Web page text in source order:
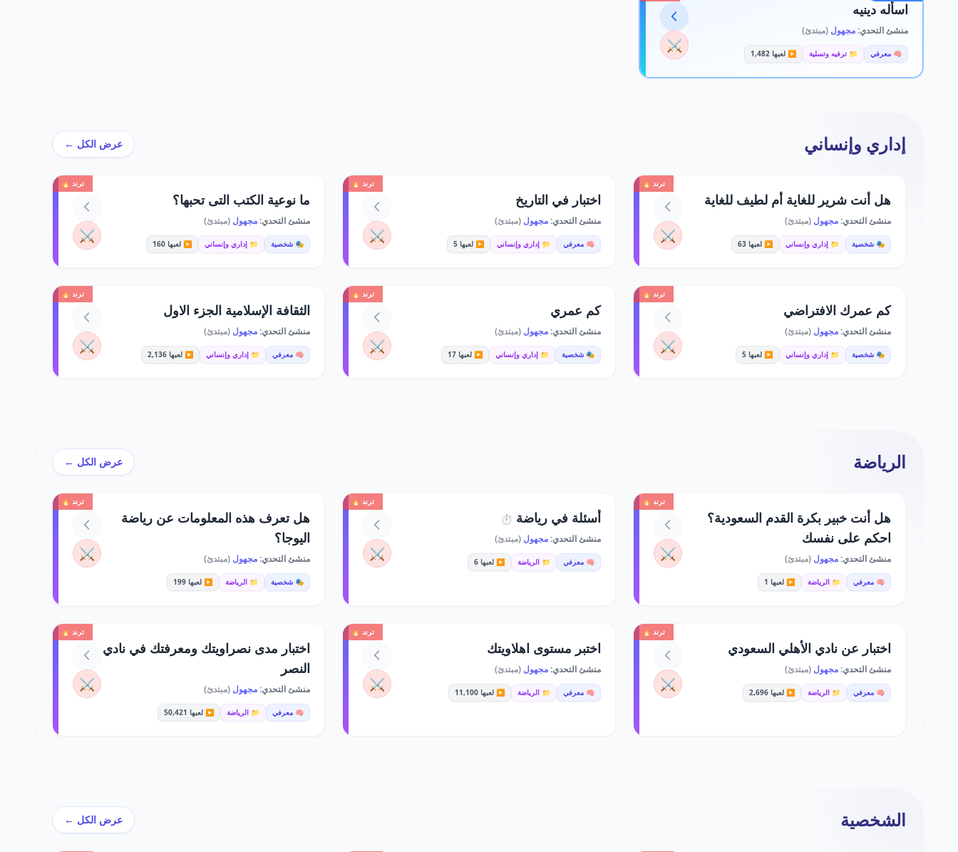
اسأله دينيه
منشئ التحدي:مجهول (مبتدئ)
🧠 معرفي 📁 ترفيه وتسلية ▶️ لعبها 1,482 ⚔️
إداري وإنساني عرض الكل ←
ترند 🔥
هل أنت شرير للغاية أم لطيف للغاية
منشئ التحدي:مجهول (مبتدئ)
🎭 شخصية 📁 إداري وإنساني ▶️ لعبها 63 ⚔️
ترند 🔥
اختبار في التاريخ
منشئ التحدي:مجهول(مبتدئ)
🧠 معرفي 📁 إداري وإنساني ▶️ لعبها 5 ⚔️
ترند 🔥
ما نوعية الكتب التى تحبها؟
منشئ التحدي:مجهول (مبتدئ)
🎭 شخصية 📁 إداري وإنساني ▶️ لعبها 160 ⚔️
ترند 🔥
كم عمرك الافتراضي
منشئ التحدي:مجهول (مبتدئ)
🎭 شخصية 📁 إداري وإنساني ▶️ لعبها 5 ⚔️
ترند 🔥
كم عمري
منشئ التحدي:مجهول(مبتدئ)
🎭 شخصية 📁 إداري وإنساني ▶️ لعبها 17 ⚔️
ترند 🔥
الثقافة الإسلامية الجزء الاول
منشئ التحدي:مجهول (مبتدئ)
🧠 معرفي 📁 إداري وإنساني ▶️ لعبها 2,136 ⚔️
الرياضة عرض الكل ←
ترند 🔥
هل أنت خبير بكرة القدم السعودية؟
احكم على نفسك
منشئ التحدي:مجهول (مبتدئ)
🧠 معرفي 📁 الرياضة ▶️ لعبها 1
⚔️
ترند 🔥
أسئلة في رياضة ⏱️
منشئ التحدي:مجهول(مبتدئ)
🧠 معرفي 📁 الرياضة ▶️ لعبها 6 ⚔️
ترند 🔥
هل تعرف هذه المعلومات عن رياضة
اليوجا؟
منشئ التحدي:مجهول (مبتدئ)
🎭 شخصية 📁 الرياضة ▶️ لعبها 199
⚔️
ترند 🔥
اختبار عن نادي الأهلي السعودي
منشئ التحدي:مجهول (مبتدئ)
🧠 معرفي 📁 الرياضة ▶️ لعبها 2,696 ⚔️
ترند 🔥
اختبر مستوى اهلاويتك
منشئ التحدي:مجهول(مبتدئ)
🧠 معرفي 📁 الرياضة ▶️ لعبها 11,100 ⚔️
ترند 🔥
اختبار مدى نصراويتك ومعرفتك في نادي
النصر
منشئ التحدي:مجهول (مبتدئ)
🧠 معرفي 📁 الرياضة ▶️ لعبها 50,421
⚔️
الشخصية عرض الكل ←